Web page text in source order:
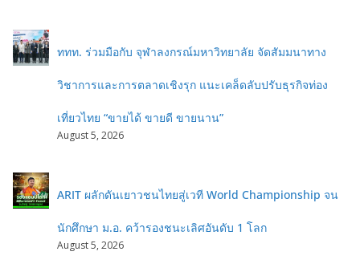
ททท. ร่วมมือกับ จุฬาลงกรณ์มหาวิทยาลัย จัดสัมมนาทาง
วิชาการและการตลาดเชิงรุก แนะเคล็ดลับปรับธุรกิจท่อง
เที่ยวไทย “ขายได้ ขายดี ขายนาน”
August 5, 2026
ARIT ผลักดันเยาวชนไทยสู่เวที World Championship จน
นักศึกษา ม.อ. คว้ารองชนะเลิศอันดับ 1 โลก
August 5, 2026